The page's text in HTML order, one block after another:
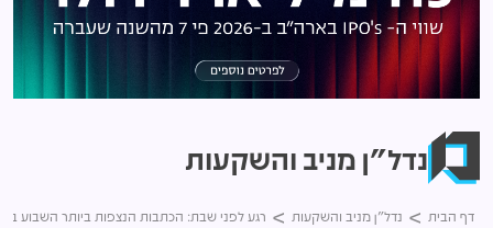
נדל"ן מניב והשקעות
דף הבית נדל"ן מניב והשקעות רגע לפני שבת: הכתבות הנצפות ביותר השבוע באתר